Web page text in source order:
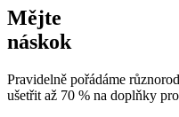
Mějte
náskok
Pravidelně pořádáme
ušetřit až 70 % na doplňky